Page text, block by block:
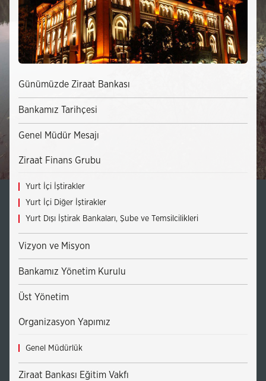
Günümüzde Ziraat Bankası
Bankamız Tarihçesi
Genel Müdür Mesajı
Ziraat Finans Grubu
Yurt İçi İştirakler
Yurt İçi Diğer İştirakler
Yurt Dışı İştirak Bankaları, Şube ve Temsilcilikleri
Vizyon ve Misyon
Bankamız Yönetim Kurulu
Üst Yönetim
Organizasyon Yapımız
Genel Müdürlük
Ziraat Bankası Eğitim Vakfı